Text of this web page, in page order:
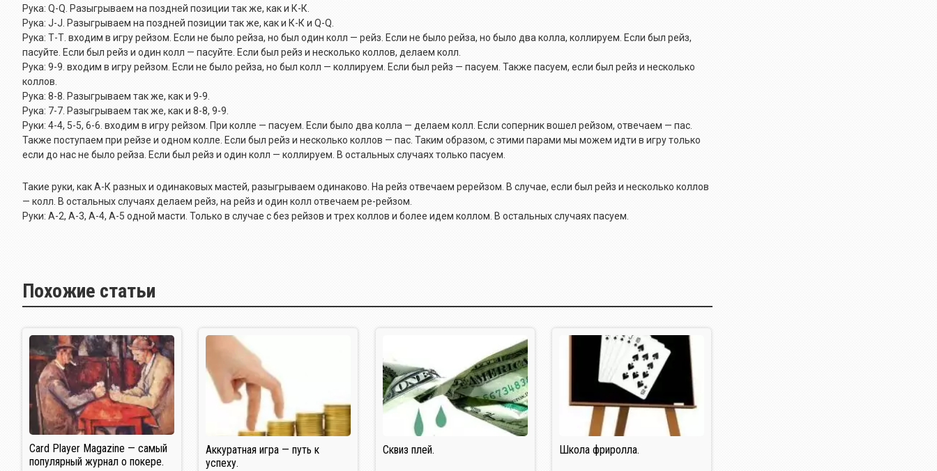
Рука: Q-Q. Разыгрываем на поздней позиции так же, как и К-К.
Рука: J-J. Разыгрываем на поздней позиции так же, как и К-К и Q-Q.
Рука: Т-Т. входим в игру рейзом. Если не было рейза, но был один колл — рейз. Если не было рейза, но было два колла, коллируем. Если был рейз,
пасуйте. Если был рейз и один колл — пасуйте. Если был рейз и несколько коллов, делаем колл.
Рука: 9-9. входим в игру рейзом. Если не было рейза, но был колл — коллируем. Если был рейз — пасуем. Также пасуем, если был рейз и несколько
коллов.
Рука: 8-8. Разыгрываем так же, как и 9-9.
Рука: 7-7. Разыгрываем так же, как и 8-8, 9-9.
Руки: 4-4, 5-5, 6-6. входим в игру рейзом. При колле — пасуем. Если было два колла — делаем колл. Если соперник вошел рейзом, отвечаем — пас.
Также поступаем при рейзе и одном колле. Если был рейз и несколько коллов — пас. Таким образом, с этими парами мы можем идти в игру только
если до нас не было рейза. Если был рейз и один колл — коллируем. В остальных случаях только пасуем.
Такие руки, как А-К разных и одинаковых мастей, разыгрываем одинаково. На рейз отвечаем ререйзом. В случае, если был рейз и несколько коллов
— колл. В остальных случаях делаем рейз, на рейз и один колл отвечаем ре-рейзом.
Руки: A-2, A-3, A-4, A-5 одной масти. Только в случае с без рейзов и трех коллов и более идем коллом. В остальных случаях пасуем.
Похожие статьи
Card Player Magazine — самый
популярный журнал о покере.
Аккуратная игра — путь к
успеху.
Сквиз плей. Школа фриролла.